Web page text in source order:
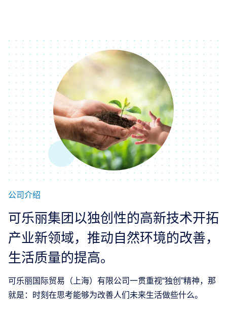
公司介绍
可乐丽集团以独创性的高新技术开拓
产业新领域，推动自然环境的改善，
生活质量的提高。
可乐丽国际贸易（上海）有限公司一贯重视“独创”精神，那
就是：时刻在思考能够为改善人们未来生活做些什么。